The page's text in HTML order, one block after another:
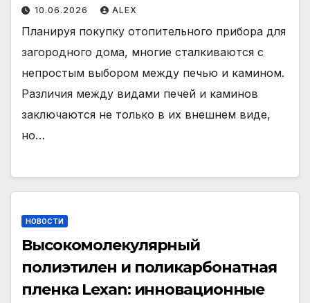
10.06.2026 ALEX
Планируя покупку отопительного прибора для
загородного дома, многие сталкиваются с
непростым выбором между печью и камином.
Различия между видами печей и каминов
заключаются не только в их внешнем виде,
но…
НОВОСТИ
Высокомолекулярный
полиэтилен и поликарбонатная
пленка Lexan: инновационные